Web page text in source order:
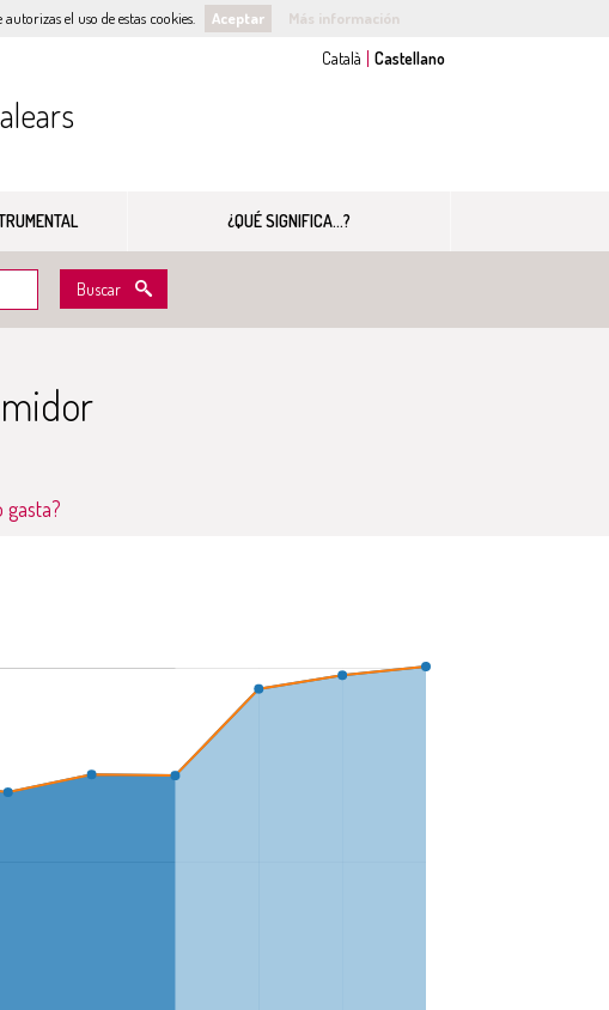
el uso de estas cookies. Aceptar Más información
¿QUÉ SIGNIFICA...?
Buscar
gasta?